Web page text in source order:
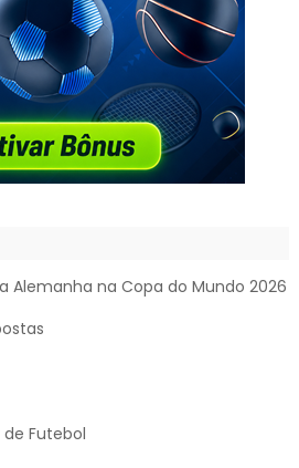
Alemanha na Copa do Mundo 2026
Futebol